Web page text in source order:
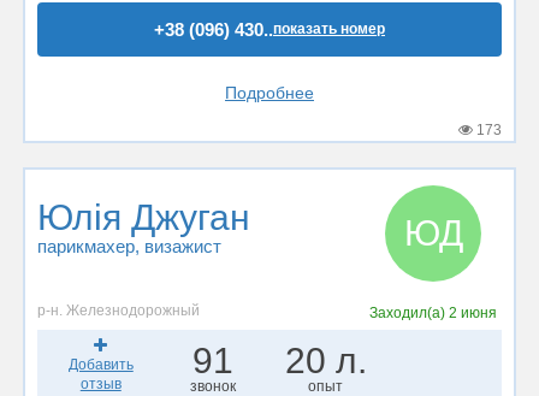
+38 (096) 430..показать номер
Подробнее
173
Юлія Джуган
парикмахер, визажист ЮД
р-н. Железнодорожный Заходил(а)2 июня
Добавить
отзыв
91
звонок
20 л.
опыт